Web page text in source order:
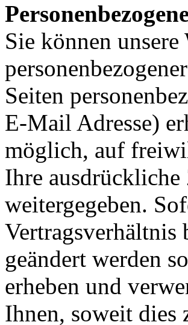
Sie können
Seiten
E-Mail Adresse)
möglich, auf
Ihre
weitergegeben.
Vertragsverhältnis
geändert werden
erheben und
Ihnen, soweit dies